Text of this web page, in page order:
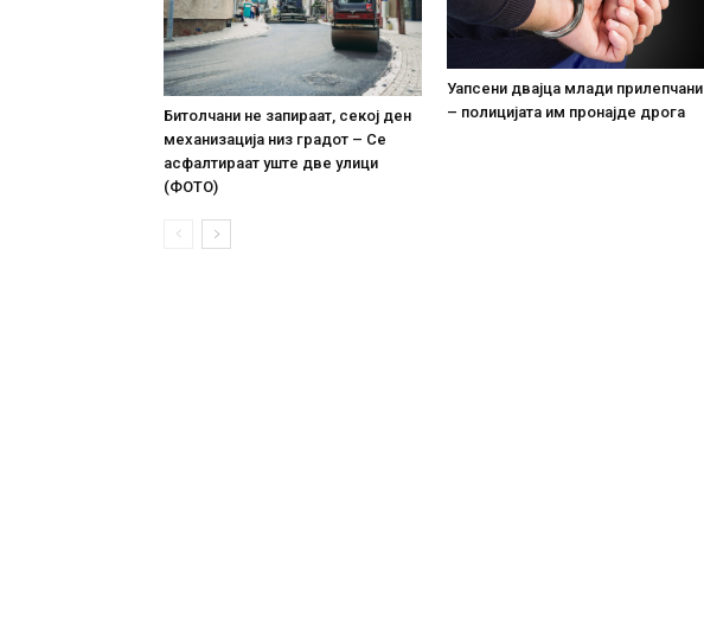
Битолчани не запираат, секој ден
механизација низ градот – Се
асфалтираат уште две улици
(ФОТО)
Уапсени двајца млади прилепчани
– полицијата им пронајде дpoга